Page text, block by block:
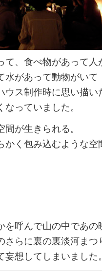
て、食べ物があって人
水があって動物がいて
ウス制作時に思い描
っていました。
間が生きられる。
かく包み込むような
を呼んで山の中であの
さらに裏の裏淡河まつ
妄想してしまいました